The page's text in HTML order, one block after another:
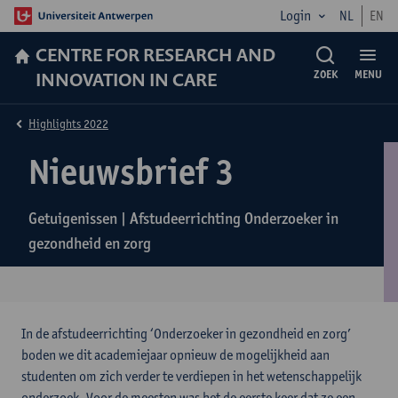
Login NL EN
CENTRE FOR RESEARCH AND
INNOVATION IN CARE
MENU
ZOEK
Nieuwsbrief 3
Getuigenissen | Afstudeerrichting Onderzoeker in
gezondheid en zorg
Highlights 2022
In de afstudeerrichting ‘Onderzoeker in gezondheid en zorg’
boden we dit academiejaar opnieuw de mogelijkheid aan
studenten om zich verder te verdiepen in het wetenschappelijk